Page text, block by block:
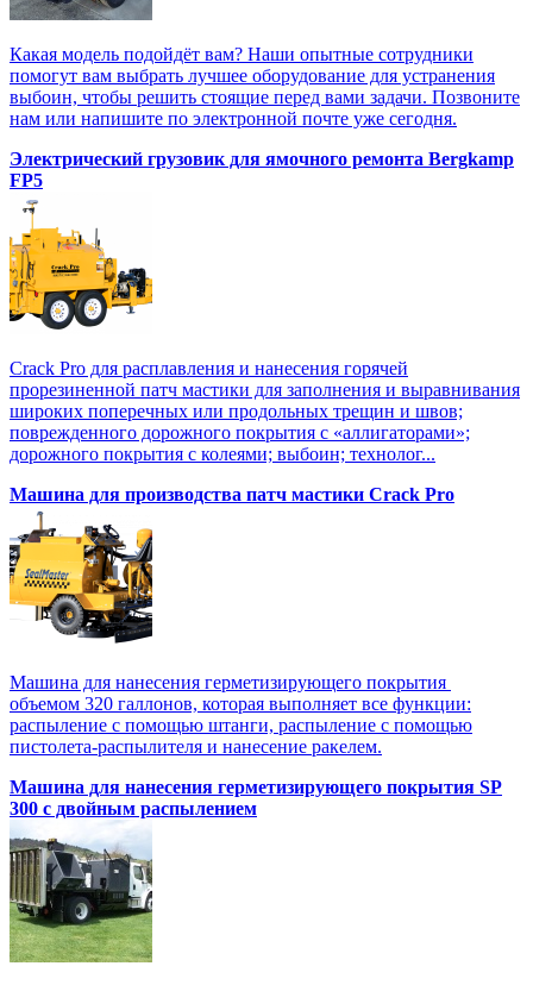
Какая модель подойдёт вам? Наши опытные сотрудники
помогут вам выбрать лучшее оборудование для устранения
выбоин, чтобы решить стоящие перед вами задачи. Позвоните
нам или напишите по электронной почте уже сегодня.
Электрический грузовик для ямочного ремонта Bergkamp
FP5
Crack Pro для расплавления и нанесения горячей
прорезиненной патч мастики для заполнения и выравнивания
широких поперечных или продольных трещин и швов;
поврежденного дорожного покрытия с «аллигаторами»;
дорожного покрытия с колеями; выбоин; технолог...
Машина для производства патч мастики Crack Pro
Машина для нанесения герметизирующего покрытия
объемом 320 галлонов, которая выполняет все функции:
распыление с помощью штанги, распыление с помощью
пистолета-распылителя и нанесение ракелем.
Машина для нанесения герметизирующего покрытия SP
300 с двойным распылением